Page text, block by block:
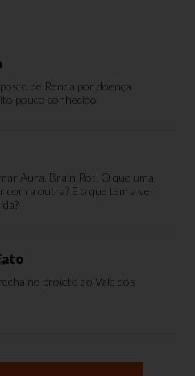
de Renda por doença
pouco conhecido
Aura, Brain Rot. O que uma
com a outra? E o que tem a ver
no projeto do Vale dos